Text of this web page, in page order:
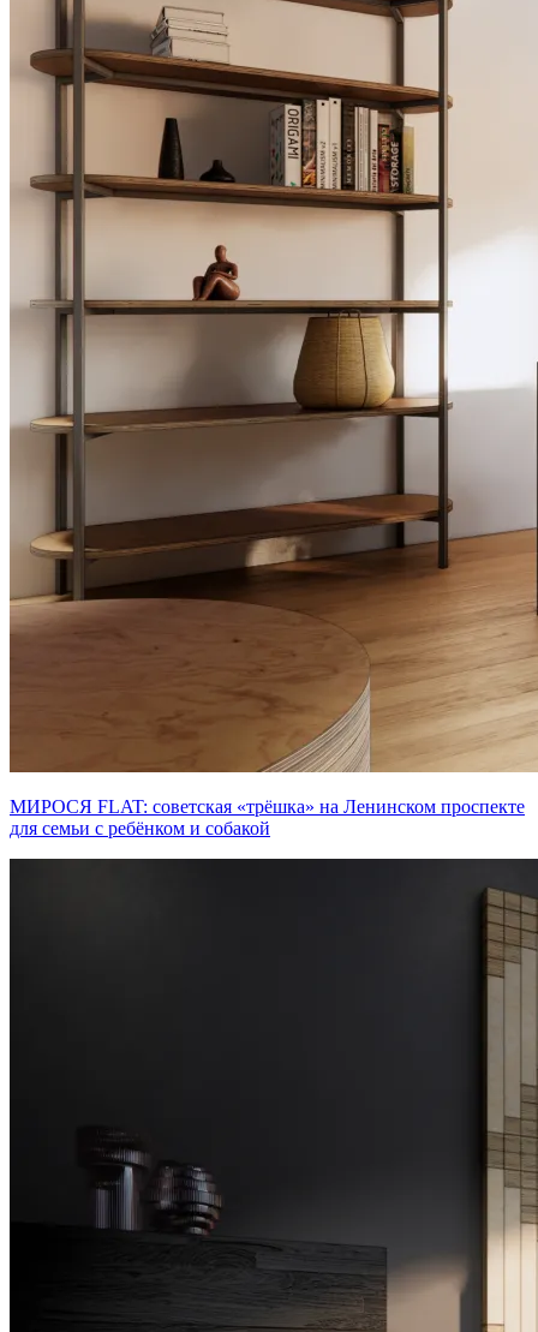
МИРОСЯ FLAT: советская «трёшка» на Ленинском проспекте
для семьи с ребёнком и собакой